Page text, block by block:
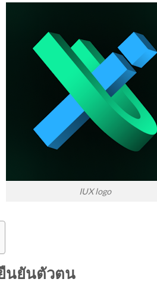
IUX logo
นยันตัวตน